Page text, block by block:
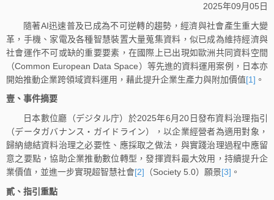
2025年09月05日
隨著AI迅速普及已成為不可逆轉的趨勢，經濟與社會產生重大變
革，手機、家電及各種智慧裝置大量蒐集資料，似已成為維持經濟與
社會運作不可或缺的重要要素，在國際上已出現如歐洲共同資料空間
（Common European Data Space）等先進的資料運用案例，日本亦
開始推動企業跨領域資料運用，藉此提升企業生產力與附加價值[1] 。
壹、事件摘要
日本數位廳（デジタル庁）於2025年6月20日發布資料治理指引
（データガバナンス・ガイドライン），以企業經營者為適用對象，
歸納總結資料治理之必要性、應採取之做法，與實踐治理過程中應留
意之要點，協助企業推動數位轉型，發揮資料最大效用，持續提升企
業價值，並進一步實現超智慧社會[2] （Society 5.0）願景[3] 。
貳、指引重點